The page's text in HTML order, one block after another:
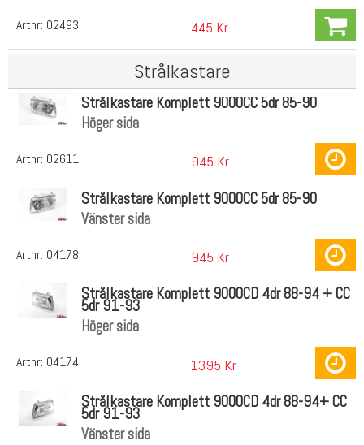
Artnr: 02493 445 Kr
Strålkastare
Artnr: 02611
Strålkastare Komplett 9000CC 5dr 85-90
Höger sida
945 Kr
Artnr: 04178
Strålkastare Komplett 9000CC 5dr 85-90
Vänster sida
945 Kr
Artnr: 04174
Strålkastare Komplett 9000CD 4dr 88-94 + CC
5dr 91-93
Höger sida
1395 Kr
Strålkastare Komplett 9000CD 4dr 88-94+ CC
5dr 91-93
Vänster sida